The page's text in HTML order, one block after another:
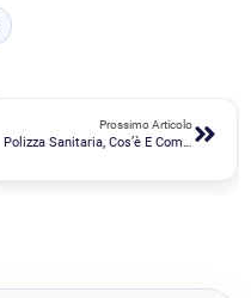
Prossimo Articolo
Polizza Sanitaria, Cos’è E Come Funziona